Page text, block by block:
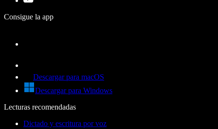
Consigue la app
Descargar para macOS
Descargar para Windows
Lecturas recomendadas
Dictado y escritura por voz